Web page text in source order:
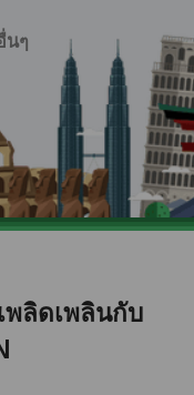
นๆ
ลิดเพลินกับ